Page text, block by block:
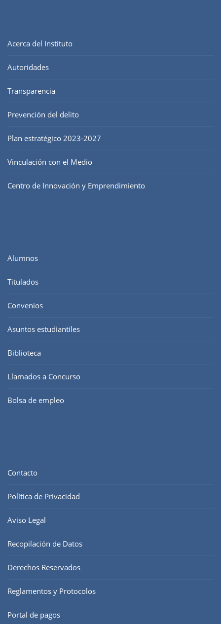
Acerca del Instituto
Autoridades
Transparencia
Prevención del delito
Plan estratégico 2023-2027
Vinculación con el Medio
Centro de Innovación y Emprendimiento
Alumnos
Titulados
Convenios
Asuntos estudiantiles
Biblioteca
Llamados a Concurso
Bolsa de empleo
Contacto
Política de Privacidad
Aviso Legal
Recopilación de Datos
Derechos Reservados
Reglamentos y Protocolos
Portal de pagos